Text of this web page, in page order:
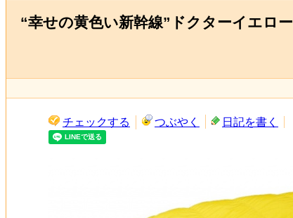
“幸せの黄色い新幹線”ドクターイエロ
チェックする つぶやく 日記を書く